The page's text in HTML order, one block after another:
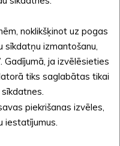
administrācijas
noklikšķinot uz pogas
sīkdatņu izmantošanu,
Gadījumā, ja izvēlēsieties
tiks saglabātas tikai
piekrišanas izvēles,
iestatījumus.